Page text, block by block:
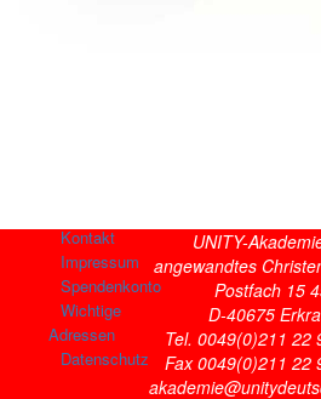
UNITY-
angewandtes
Postfach 15
D-40675
Tel. 0049(0)211 22
Fax 0049(0)211 22
Kontakt
Impressum
Spendenkonto
Wichtige
Adressen
Datenschutz